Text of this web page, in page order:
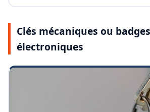
Clés mécaniques ou badges
électroniques